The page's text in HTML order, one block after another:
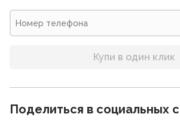
Купи в один клик
Поделиться в социальных